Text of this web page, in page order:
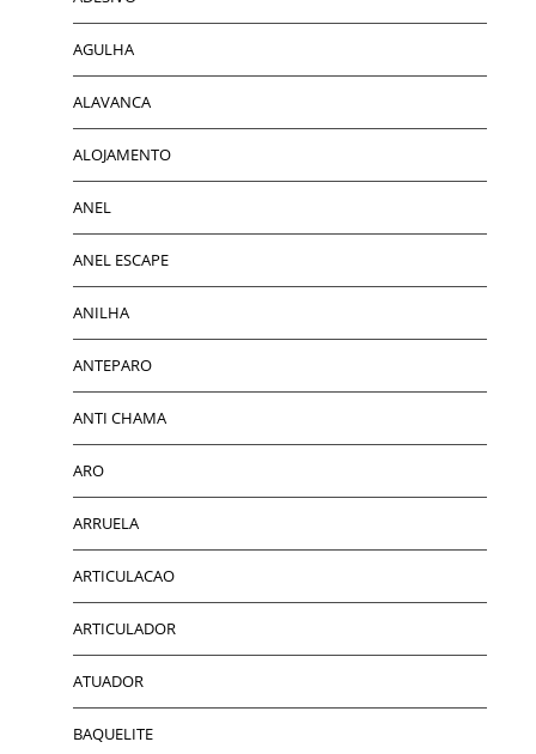
AGULHA
ALAVANCA
ALOJAMENTO
ANEL
ANEL ESCAPE
ANILHA
ANTEPARO
ANTI CHAMA
ARO
ARRUELA
ARTICULACAO
ARTICULADOR
ATUADOR
BAQUELITE